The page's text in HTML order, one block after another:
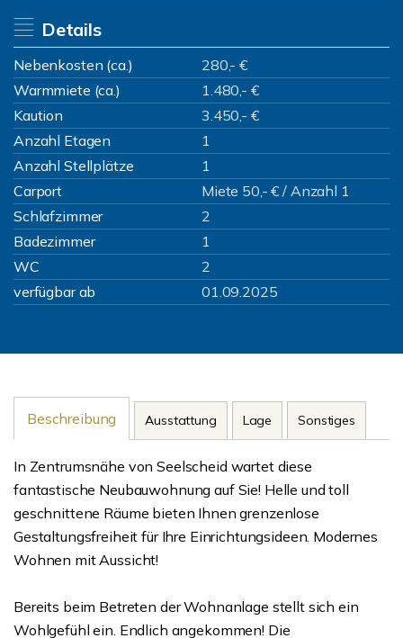
Details
Nebenkosten (ca.)
280,- €
Warmmiete (ca.)
1.480,- €
Kaution
3.450,- €
Anzahl Etagen
1
Anzahl Stellplätze
1
Carport
Miete 50,- € / Anzahl 1
Schlafzimmer
2
Badezimmer
1
WC
2
verfügbar ab
01.09.2025
Beschreibung Ausstattung Lage Sonstiges
In Zentrumsnähe von Seelscheid wartet diese
fantastische Neubauwohnung auf Sie! Helle und toll
geschnittene Räume bieten Ihnen grenzenlose
Gestaltungsfreiheit für Ihre Einrichtungsideen. Modernes
Wohnen mit Aussicht!
Bereits beim Betreten der Wohnanlage stellt sich ein
Wohlgefühl ein. Endlich angekommen! Die